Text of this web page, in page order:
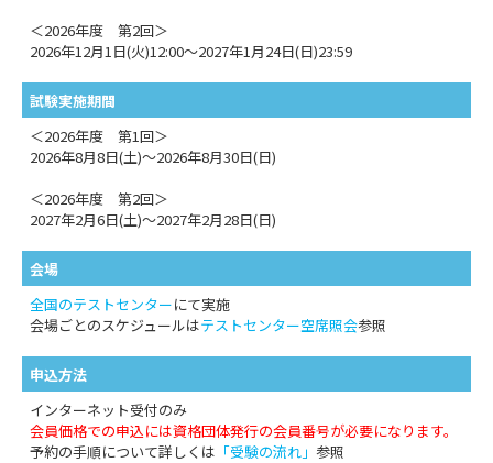
＜2026年度 第2回＞
2026年12月1日(火)12:00～2027年1月24日(日)23:59
試験実施期間
＜2026年度 第1回＞
2026年8月8日(土)～2026年8月30日(日)
＜2026年度 第2回＞
2027年2月6日(土)～2027年2月28日(日)
会場
全国のテストセンターにて実施
会場ごとのスケジュールはテストセンター空席照会参照
申込方法
インターネット受付のみ
会員価格での申込には資格団体発行の会員番号が必要になります。
予約の手順について詳しくは 「受験の流れ」 参照